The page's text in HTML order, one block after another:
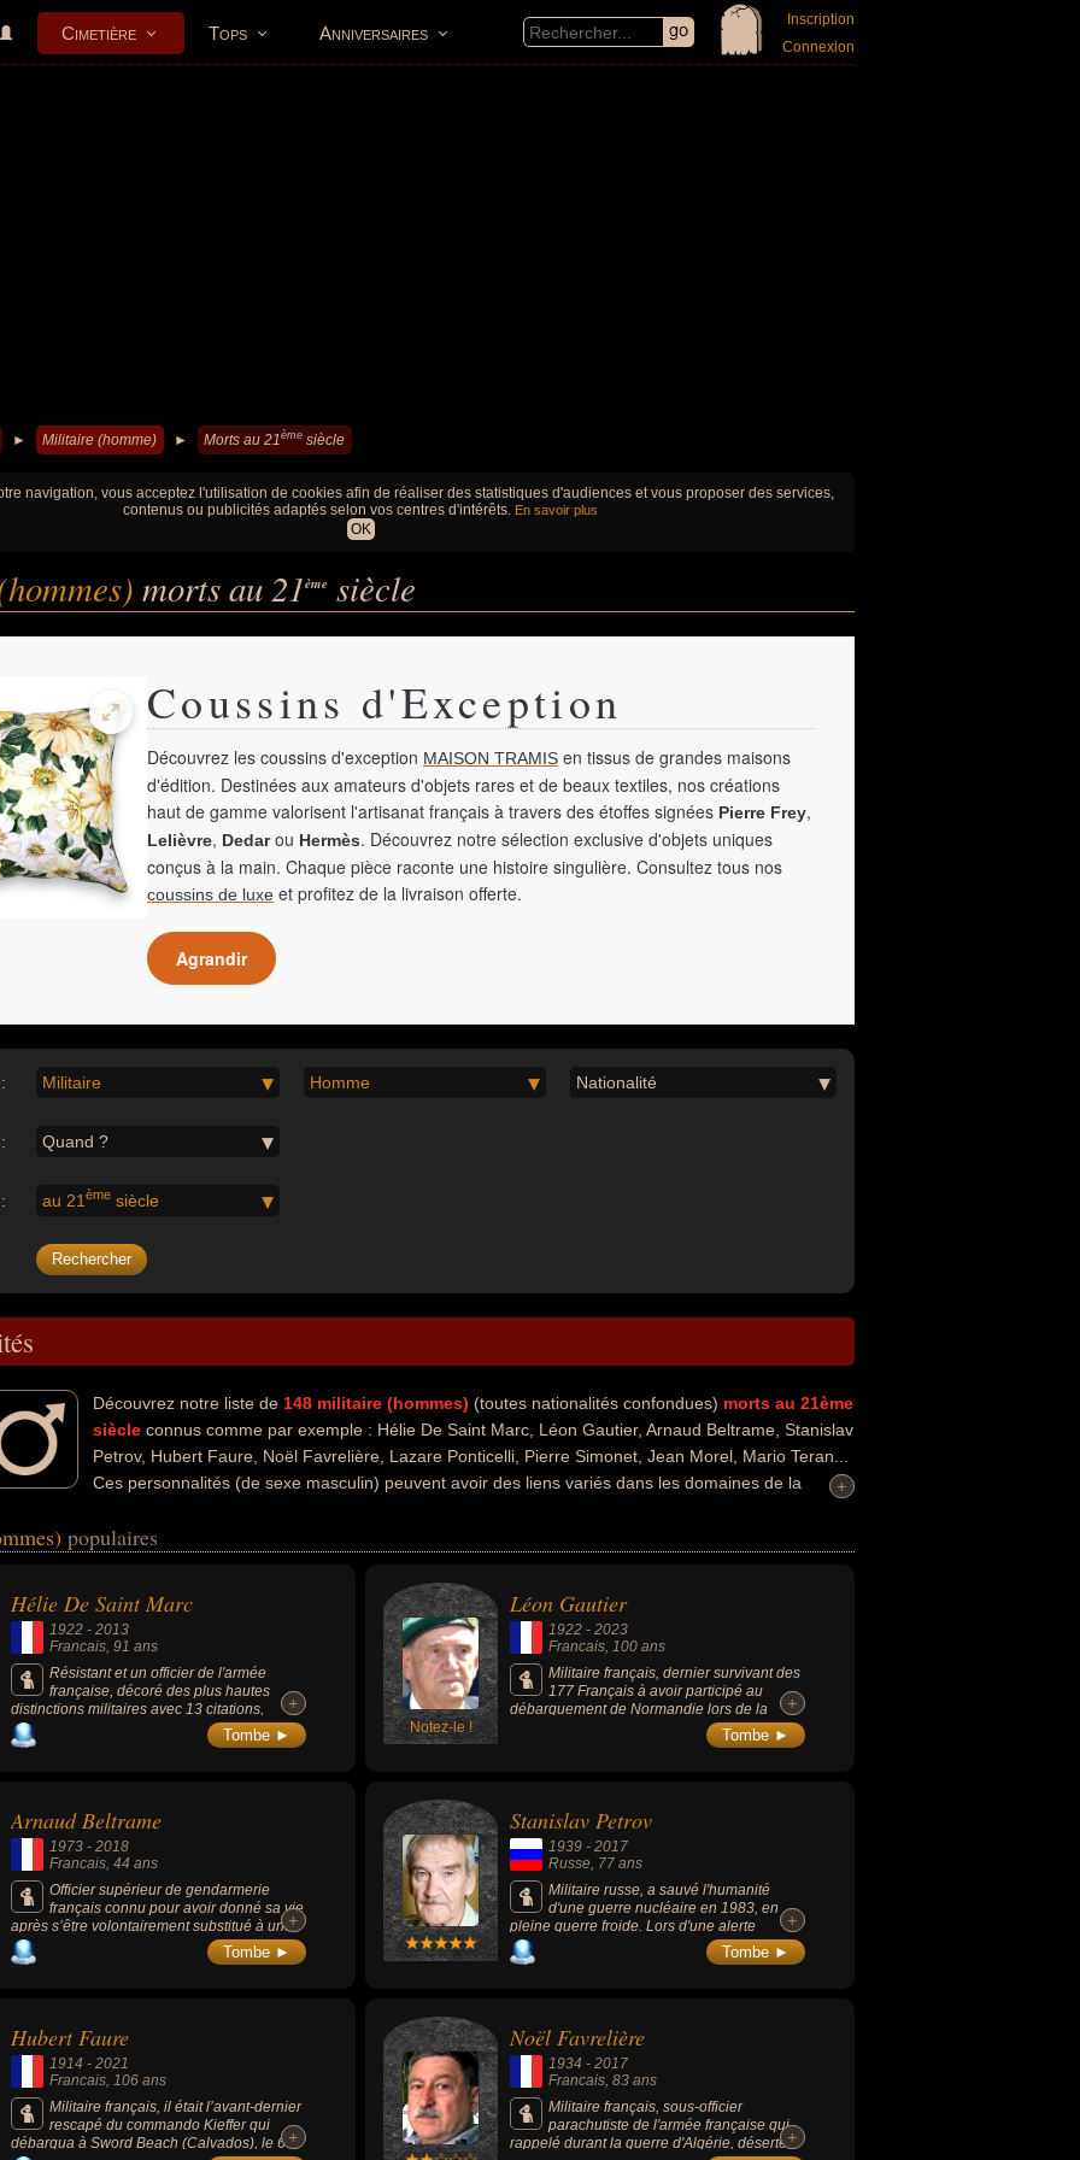
Cimetière Tops Anniversaires
Inscription
Connexion
► Militaire (homme) ► Morts au 21ème siècle
navigation, vous acceptez l'utilisation de cookies afin de réaliser des statistiques d'audiences et vous proposer des services,
contenus ou publicités adaptés selon vos centres d'intérêts. En savoir plus
OK
morts au 21ème siècle
Coussins d'Exception
Découvrez les coussins d'exception MAISON TRAMIS en tissus de grandes maisons
d'édition. Destinées aux amateurs d'objets rares et de beaux textiles, nos créations
haut de gamme valorisent l'artisanat français à travers des étoffes signées Pierre Frey,
Lelièvre, Dedarou Hermès. Découvrez notre sélection exclusive d'objets uniques
conçus à la main. Chaque pièce raconte une histoire singulière. Consultez tous nos
coussins de luxe et profitez de la livraison offerte.
Agrandir
Militaire Homme Nationalité
Quand ?
au 21ème siècle
Découvrez notre liste de 148 militaire (hommes) (toutes nationalités confondues) morts au 21ème
siècle connus comme par exemple : Hélie De Saint Marc, Léon Gautier, Arnaud Beltrame, Stanislav
Petrov, Hubert Faure, Noël Favrelière, Lazare Ponticelli, Pierre Simonet, Jean Morel, Mario Teran...
Ces personnalités (de sexe masculin) peuvent avoir des liens variés dans les domaines de la
Ces célébrités peuvent également avoir été commandant, résistant, doyen, recordman, capitaine,
bolivien par exemple.
+
+
populaires
Hélie De Saint Marc
1922 - 2013
Francais, 91 ans
Résistant et un officier de l'armée
française, décoré des plus hautes
distinctions militaires avec 13 citations,
commandant par intérim du 1er régiment
étranger de parachutistes, prend part au
grand-croix de la Légion d'honneur (2011).
+
+
Tombe ► Notez-le !
Léon Gautier
1922 -2023
Francais, 100 ans
Militaire français, dernier survivant des
177 Français à avoir participé au
débarquement de Normandie lors de la
+
+
Tombe ►
Arnaud Beltrame
1973 - 2018
Francais, 44 ans
Officier supérieur de gendarmerie
français connu pour avoir donné sa vie
après s’être volontairement substitué à une
otage au cours de l’attaque terroriste du 23
mars 2018 au magasin Super U de Trèbes
+
+
Tombe ►
Stanislav Petrov
1939 -2017
Russe, 77 ans
Militaire russe, a sauvé l'humanité
d'une guerre nucléaire en 1983, en
pleine guerre froide. Lors d'une alerte
déclenchée par les satellites de surveillance
soviétiques, il n'a pas riposté contre les faux
l'incident ne fut rendu public qu'en 1998.
+
+
Tombe ►
Hubert Faure
1914 - 2021
Francais, 106 ans
Militaire français, il était l’avant-dernier
rescapé du commando Kieffer qui
débarqua à Sword Beach (Calvados), le 6 +
+
Noël Favrelière
1934 -2017
Francais, 83 ans
Militaire français, sous-officier
parachutiste de l'armée française qui,
rappelé durant la guerre d'Algérie, déserte+
+